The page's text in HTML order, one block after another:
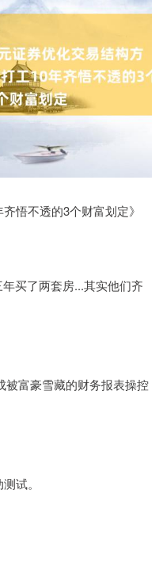
悟不透的3个财富划定》
买了两套房...其实他们齐
被富豪雪藏的财务报表操控
试。